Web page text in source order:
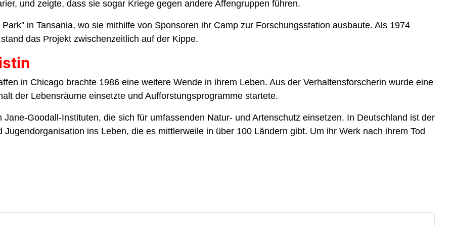
und zeigte, dass sie sogar Kriege gegen andere Affengruppen führen.
in Tansania, wo sie mithilfe von Sponsoren ihr Camp zur Forschungsstation ausbaute. Als 1974
das Projekt zwischenzeitlich auf der Kippe.
in Chicago brachte 1986 eine weitere Wende in ihrem Leben. Aus der Verhaltensforscherin wurde eine
der Lebensräume einsetzte und Aufforstungsprogramme startete.
Goodall-Instituten, die sich für umfassenden Natur- und Artenschutz einsetzen. In Deutschland ist der
ins Leben, die es mittlerweile in über 100 Ländern gibt. Um ihr Werk nach ihrem Tod